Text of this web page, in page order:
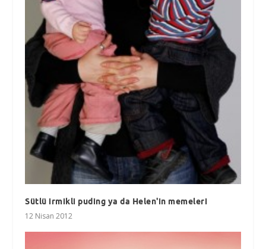
Sütlü irmikli puding ya da Helen'in memeleri
12 Nisan 2012